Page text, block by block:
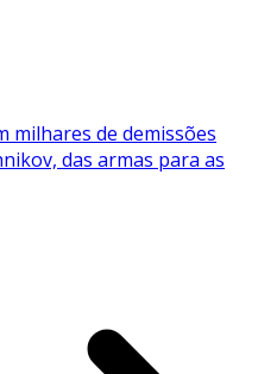
milhares de demissões
das armas para as